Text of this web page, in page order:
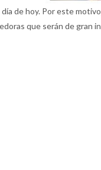
de hoy. Por este
que serán de gran